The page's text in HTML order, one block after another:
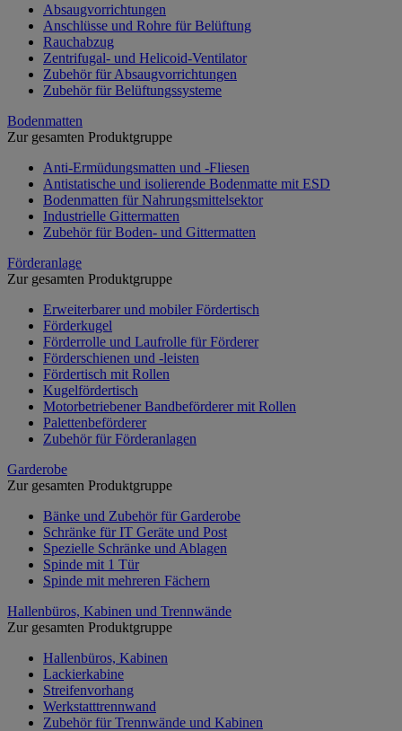
Absaugvorrichtungen
Anschlüsse und Rohre für Belüftung
Rauchabzug
Zentrifugal- und Helicoid-Ventilator
Zubehör für Absaugvorrichtungen
Zubehör für Belüftungssysteme
Bodenmatten
Zur gesamten Produktgruppe
Anti-Ermüdungsmatten und -Fliesen
Antistatische und isolierende Bodenmatte mit ESD
Bodenmatten für Nahrungsmittelsektor
Industrielle Gittermatten
Zubehör für Boden- und Gittermatten
Förderanlage
Zur gesamten Produktgruppe
Erweiterbarer und mobiler Fördertisch
Förderkugel
Förderrolle und Laufrolle für Förderer
Förderschienen und -leisten
Fördertisch mit Rollen
Kugelfördertisch
Motorbetriebener Bandbeförderer mit Rollen
Palettenbeförderer
Zubehör für Förderanlagen
Garderobe
Zur gesamten Produktgruppe
Bänke und Zubehör für Garderobe
Schränke für IT Geräte und Post
Spezielle Schränke und Ablagen
Spinde mit 1 Tür
Spinde mit mehreren Fächern
Hallenbüros, Kabinen und Trennwände
Zur gesamten Produktgruppe
Hallenbüros, Kabinen
Lackierkabine
Streifenvorhang
Werkstatttrennwand
Zubehör für Trennwände und Kabinen